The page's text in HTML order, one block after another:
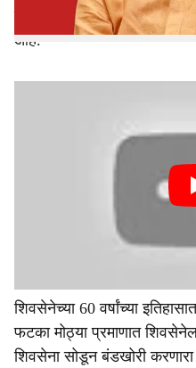
शिवसेनेच्या इतिहासातील सर्वात
आहे.
शिवसेनेच्या 60 वर्षांच्या
फटका मोठ्या प्रमाणात
शिवसेना सोडून बंडखोरी